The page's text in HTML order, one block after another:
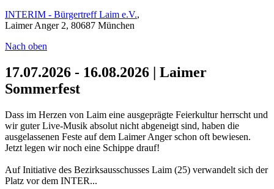
INTERIM - Bürgertreff Laim e.V.,
Laimer Anger 2, 80687 München
Nach oben
17.07.2026 - 16.08.2026 | Laimer
Sommerfest
Dass im Herzen von Laim eine ausgeprägte Feierkultur herrscht und
wir guter Live-Musik absolut nicht abgeneigt sind, haben die
ausgelassenen Feste auf dem Laimer Anger schon oft bewiesen.
Jetzt legen wir noch eine Schippe drauf!
Auf Initiative des Bezirksausschusses Laim (25) verwandelt sich der
Platz vor dem INTER...